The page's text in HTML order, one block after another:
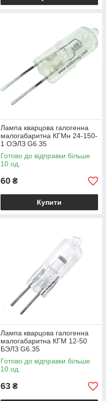
Лампа кварцова галогенна
малогабаритна КГМн 24-150-
1 ОЭЛЗ G6.35
Готово до відправки більше
10 од.
60 ₴
Купити
Лампа кварцова галогенна
малогабаритна КГМ 12-50
БЭЛЗ G6.35
Готово до відправки більше
10 од.
63 ₴